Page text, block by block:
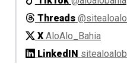
Threads
X AloAlo_Bahia
LinkedIN